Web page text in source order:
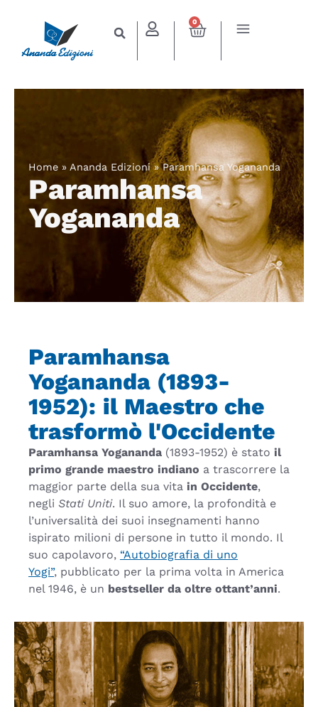
0
Home » Ananda Edizioni»Paramhansa Yogananda
Paramhansa
Yogananda
Paramhansa
Yogananda (1893-
1952): il Maestro che
trasformò l'Occidente
Paramhansa Yogananda (1893-1952) è stato il
primo grande maestro indiano a trascorrere la
maggior parte della sua vita in Occidente,
negli Stati Uniti. Il suo amore, la profondità e
l’universalità dei suoi insegnamenti hanno
ispirato milioni di persone in tutto il mondo. Il
suo capolavoro, “Autobiografia di uno
Yogi”, pubblicato per la prima volta in America
nel 1946, è un bestseller da oltre ottant’anni.